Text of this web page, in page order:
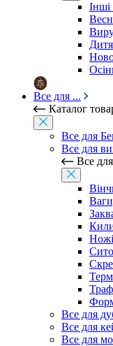
Все для ...
Каталог
Все для
Все для
Все
Все для
Все для
Все для